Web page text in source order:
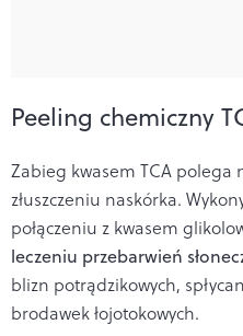
Peeling chemiczny
Zabieg kwasem TCA polega
złuszczeniu naskórka.
połączeniu z kwasem
leczeniu przebarwień
blizn potrądzikowych,
brodawek łojotokowych.